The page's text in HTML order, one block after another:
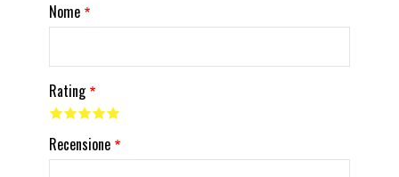
Nome
Rating
Recensione